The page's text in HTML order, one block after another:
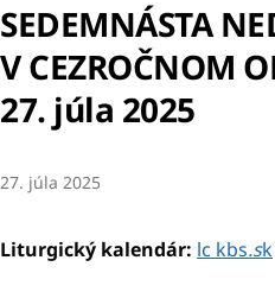
SEDEMNÁSTA
V CEZROČNOM
27. júla 2025
27. júla 2025
Liturgický kalendár: lc kbs.sk